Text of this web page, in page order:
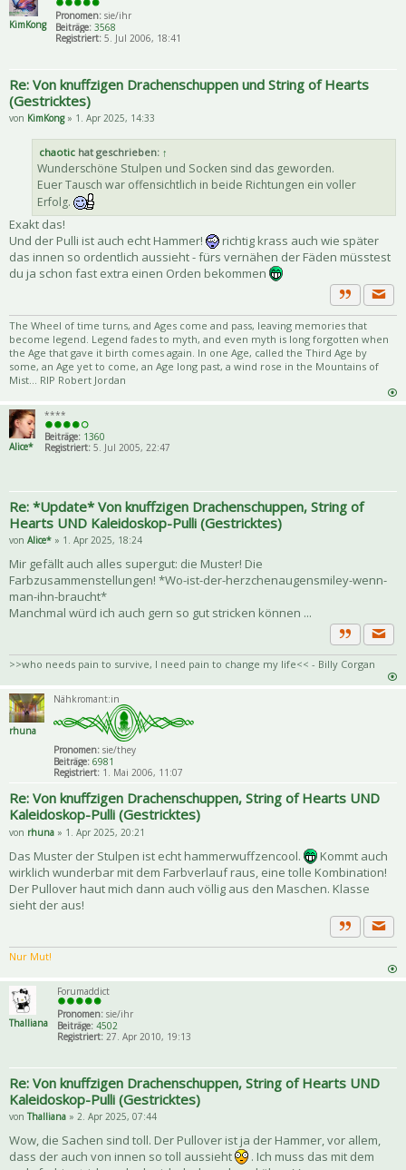
KimKong
Pronomen: sie/ihr
Beiträge: 3568
Registriert: 5. Jul 2006, 18:41
Re: Von knuffzigen Drachenschuppen und String of Hearts
(Gestricktes)
von KimKong» 1. Apr 2025, 14:33
chaotic hat geschrieben: ↑
Wunderschöne Stulpen und Socken sind das geworden.
Euer Tausch war offensichtlich in beide Richtungen ein voller
Erfolg.
Exakt das!
Und der Pulli ist auch echt Hammer!
richtig krass auch wie später
das innen so ordentlich aussieht - fürs vernähen der Fäden müsstest
du ja schon fast extra einen Orden bekommen
Zitat
The Wheel of time turns, and Ages come and pass, leaving memories that
become legend. Legend fades to myth, and even myth is long forgotten when
the Age that gave it birth comes again. In one Age, called the Third Age by
some, an Age yet to come, an Age long past, a wind rose in the Mountains of
Mist... RIP Robert Jordan
Alice*
****
Beiträge: 1360
Registriert:5. Jul 2005, 22:47
Re: *Update* Von knuffzigen Drachenschuppen, String of
Hearts UND Kaleidoskop-Pulli (Gestricktes)
von Alice* » 1. Apr 2025, 18:24
Mir gefällt auch alles supergut: die Muster! Die
Farbzusammenstellungen! *Wo-ist-der-herzchenaugensmiley-wenn-
man-ihn-braucht*
Manchmal würd ich auch gern so gut stricken können ...
Zitat
>>who needs pain to survive, I need pain to change my life<< - Billy Corgan
rhuna
Nähkromant:in
Pronomen:sie/they
Beiträge: 6981
Registriert:1. Mai 2006, 11:07
Re: Von knuffzigen Drachenschuppen, String of Hearts UND
Kaleidoskop-Pulli (Gestricktes)
von rhuna » 1. Apr 2025, 20:21
Das Muster der Stulpen ist echt hammerwuffzencool.
Kommt auch
wirklich wunderbar mit dem Farbverlauf raus, eine tolle Kombination!
Der Pullover haut mich dann auch völlig aus den Maschen. Klasse
sieht der aus!
Zitat
Nur Mut!
Thalliana
Forumaddict
Pronomen: sie/ihr
Beiträge: 4502
Registriert: 27. Apr 2010, 19:13
Re: Von knuffzigen Drachenschuppen, String of Hearts UND
Kaleidoskop-Pulli (Gestricktes)
von Thalliana » 2. Apr 2025, 07:44
Wow, die Sachen sind toll. Der Pullover ist ja der Hammer, vor allem,
dass der auch von innen so toll aussieht
. Ich muss das mit dem